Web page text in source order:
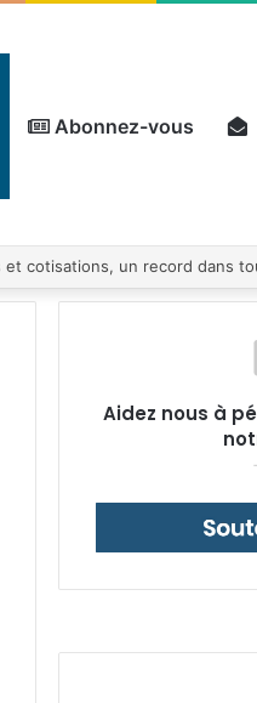
Abonnez-vous
Aidez nous à